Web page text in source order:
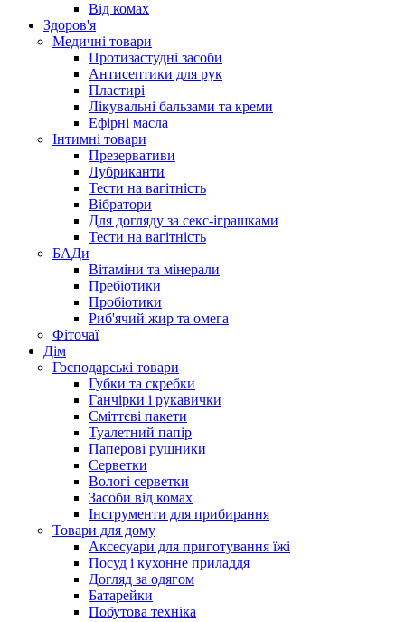
Від комах
Здоров'я
Медичні товари
Протизастудні засоби
Антисептики для рук
Пластирі
Лікувальні бальзами та креми
Ефірні масла
Інтимні товари
Презервативи
Лубриканти
Тести на вагітність
Вібратори
Для догляду за секс-іграшками
Тести на вагітність
БАДи
Вітаміни та мінерали
Пребіотики
Пробіотики
Риб'ячий жир та омега
Фіточаї
Дім
Господарські товари
Губки та скребки
Ганчірки і рукавички
Сміттєві пакети
Туалетний папір
Паперові рушники
Серветки
Вологі серветки
Засоби від комах
Інструменти для прибирання
Товари для дому
Аксесуари для приготування їжі
Посуд і кухонне приладдя
Догляд за одягом
Батарейки
Побутова техніка